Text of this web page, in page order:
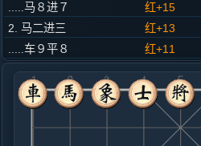
.....马８进７
红+15
2. 马二进三
红+13
.....车９平８
红+11
3. 兵七进一
红+6
.....卒７进１
红+11
4. 马八进七
红+8
.....马２进３
红+9